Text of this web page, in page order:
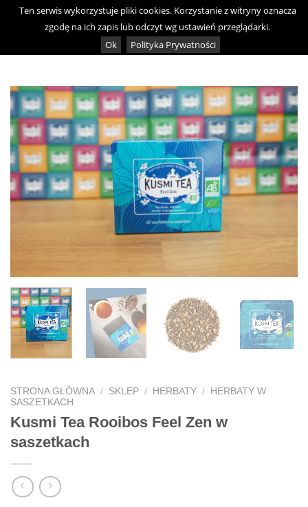
Skip
STRONA GŁÓWNA / SKLEP / HERBATY / HERBATY W
SASZETKACH
Kusmi Tea Rooibos Feel Zen w
saszetkach
Ten serwis wykorzystuje pliki cookies. Korzystanie z witryny oznacza
zgodę na ich zapis lub odczyt wg ustawień przeglądarki.
Ok
Polityka Prywatności